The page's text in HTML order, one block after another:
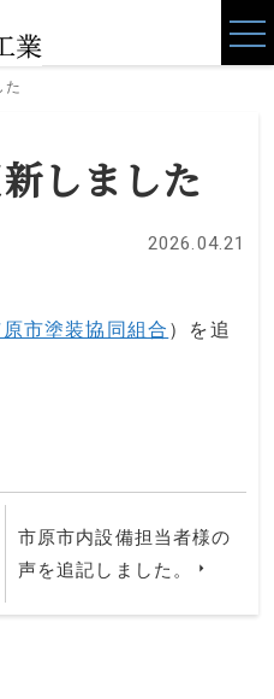
た
しました
2026.04.21
市塗装協同組合）を追
市原市内設備担当者様の
声を追記しました。